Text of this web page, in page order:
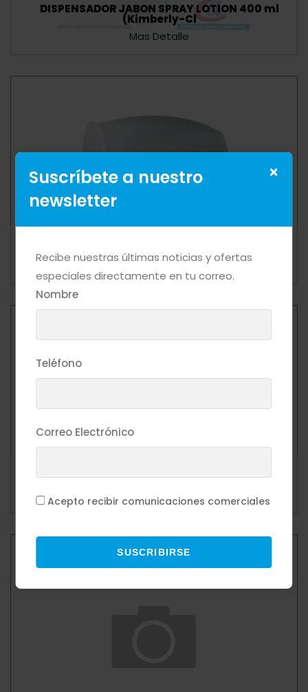
DISPENSADOR JABON SPRAY LOTION 400 ml
(Kimberly-Cl
Mas Detalle
Mas Detalle
(Kimberly-
Mas Detalle
×
Suscríbete a nuestro
newsletter
Recibe nuestras últimas noticias y ofertas
especiales directamente en tu correo.
Nombre
Teléfono
Correo Electrónico
Acepto recibir comunicaciones comerciales
SUSCRIBIRSE